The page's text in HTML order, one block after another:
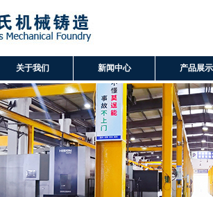
关于我们 新闻中心 产品展示